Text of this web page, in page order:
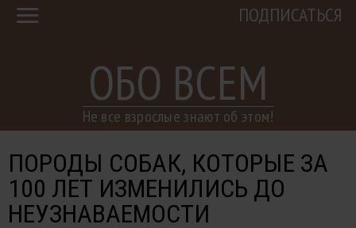
ОБО ВСЕМ
Не все взрослые знают об этом!
ПОДПИСАТЬСЯ
ПОРОДЫ СОБАК, КОТОРЫЕ ЗА
100 ЛЕТ ИЗМЕНИЛИСЬ ДО
НЕУЗНАВАЕМОСТИ